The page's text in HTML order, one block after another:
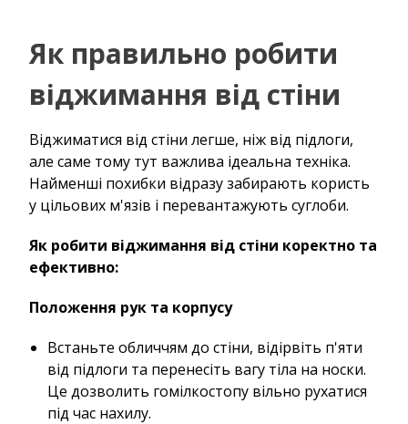
Як правильно робити
віджимання від стіни
Віджиматися від стіни легше, ніж від підлоги,
але саме тому тут важлива ідеальна техніка.
Найменші похибки відразу забирають користь
у цільових м'язів і перевантажують суглоби.
Як робити віджимання від стіни коректно та
ефективно:
Положення рук та корпусу
Встаньте обличчям до стіни, відірвіть п'яти
від підлоги та перенесіть вагу тіла на носки.
Це дозволить гомілкостопу вільно рухатися
під час нахилу.